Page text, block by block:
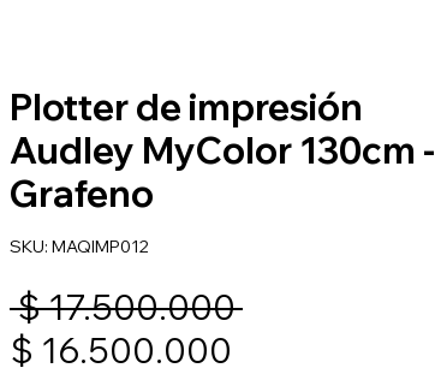
Plotter de impresión
Audley MyColor 130cm -
Grafeno
SKU: MAQIMP012
$ 17.500.000 Precio
$ 16.500.000